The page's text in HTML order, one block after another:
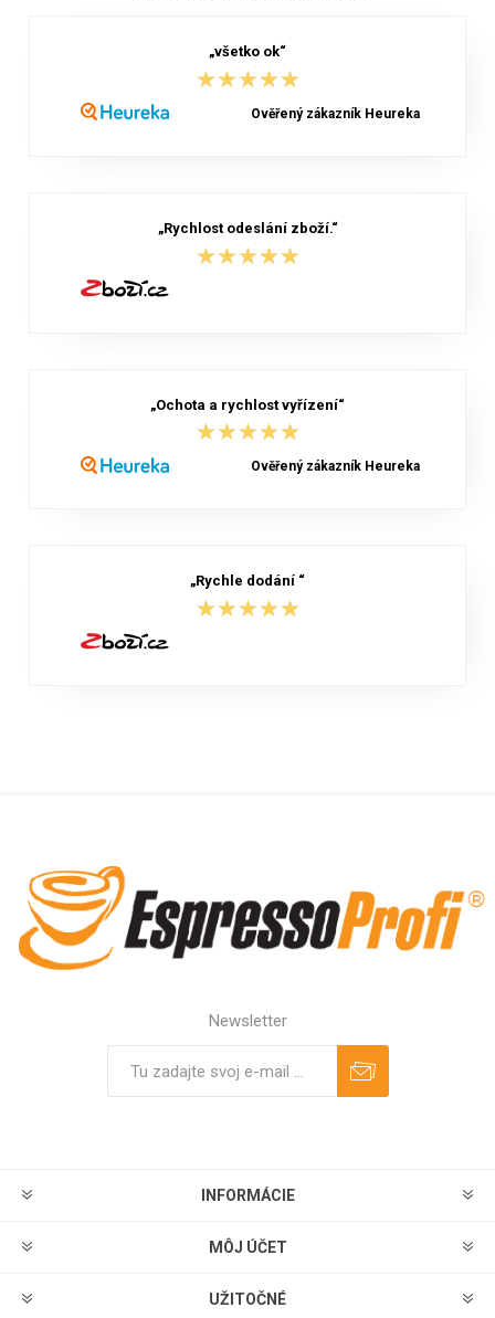
„všetko ok“
★★★★★
★★★★★
Ověřený zákazník Heureka
„Rychlost odeslání zboží.“
★★★★★
★★★★★
„Ochota a rychlost vyřízení“
★★★★★
★★★★★
Ověřený zákazník Heureka
„Rychle dodání “
★★★★★
★★★★★
Newsletter
INFORMÁCIE
MÔJ ÚČET
UŽITOČNÉ